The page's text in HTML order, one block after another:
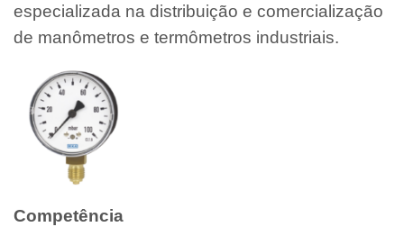
especializada na distribuição e comercialização
de manômetros e termômetros industriais.
Competência